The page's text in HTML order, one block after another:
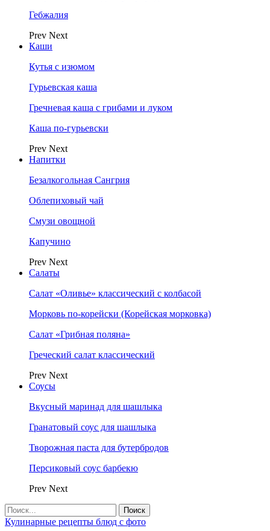
Гебжалия
Prev Next
Каши
Кутья с изюмом
Гурьевская каша
Гречневая каша с грибами и луком
Каша по-гурьевски
Prev Next
Напитки
Безалкогольная Сангрия
Облепиховый чай
Смузи овощной
Капучино
Prev Next
Салаты
Салат «Оливье» классический с колбасой
Морковь по-корейски (Корейская морковка)
Салат «Грибная поляна»
Греческий салат классический
Prev Next
Соусы
Вкусный маринад для шашлыка
Гранатовый соус для шашлыка
Творожная паста для бутербродов
Персиковый соус барбекю
Prev Next
Кулинарные рецепты блюд с фото